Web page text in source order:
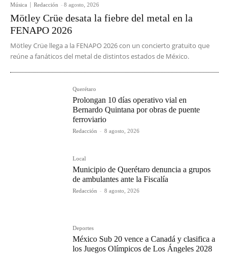
Música Redacción - 8 agosto, 2026
Mötley Crüe desata la fiebre del metal en la
FENAPO 2026
Mötley Crüe llega a la FENAPO 2026 con un concierto gratuito que
reúne a fanáticos del metal de distintos estados de México.
Querétaro
Prolongan 10 días operativo vial en
Bernardo Quintana por obras de puente
ferroviario
Redacción - 8 agosto, 2026
Local
Municipio de Querétaro denuncia a grupos
de ambulantes ante la Fiscalía
Redacción - 8 agosto, 2026
Deportes
México Sub 20 vence a Canadá y clasifica a
los Juegos Olímpicos de Los Ángeles 2028